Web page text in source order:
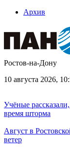
Архив
Ростов-на-Дону
10 августа 2026,
Учёные
время шторма
Август в
ветер